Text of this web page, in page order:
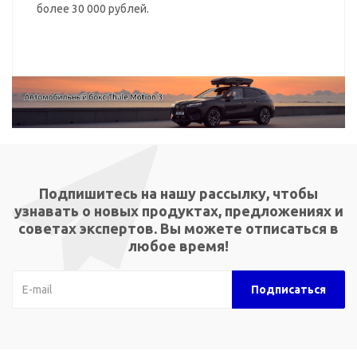
более 30 000 рублей.
Подпишитесь на нашу рассылку, чтобы
узнавать о новых продуктах, предложениях и
советах экспертов. Вы можете отписаться в
любое время!